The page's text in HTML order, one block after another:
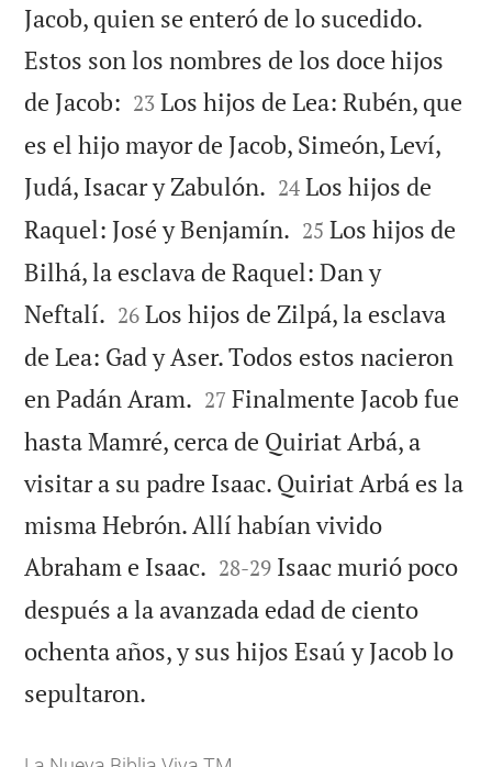
Jacob, quien se enteró de lo sucedido.
Estos son los nombres de los doce hijos
de Jacob: 

23 Los hijos de Lea: Rubén, que
es el hijo mayor de Jacob, Simeón, Leví,
Judá, Isacar y Zabulón. 

24 Los hijos de
Raquel: José y Benjamín. 

25 Los hijos de
Bilhá, la esclava de Raquel: Dan y
Neftalí. 

26 Los hijos de Zilpá, la esclava
de Lea: Gad y Aser. Todos estos nacieron
en Padán Aram. 

27 Finalmente Jacob fue
hasta Mamré, cerca de Quiriat Arbá, a
visitar a su padre Isaac. Quiriat Arbá es la
misma Hebrón. Allí habían vivido
Abraham e Isaac. 

28-29 Isaac murió poco
después a la avanzada edad de ciento
ochenta años, y sus hijos Esaú y Jacob lo
sepultaron.